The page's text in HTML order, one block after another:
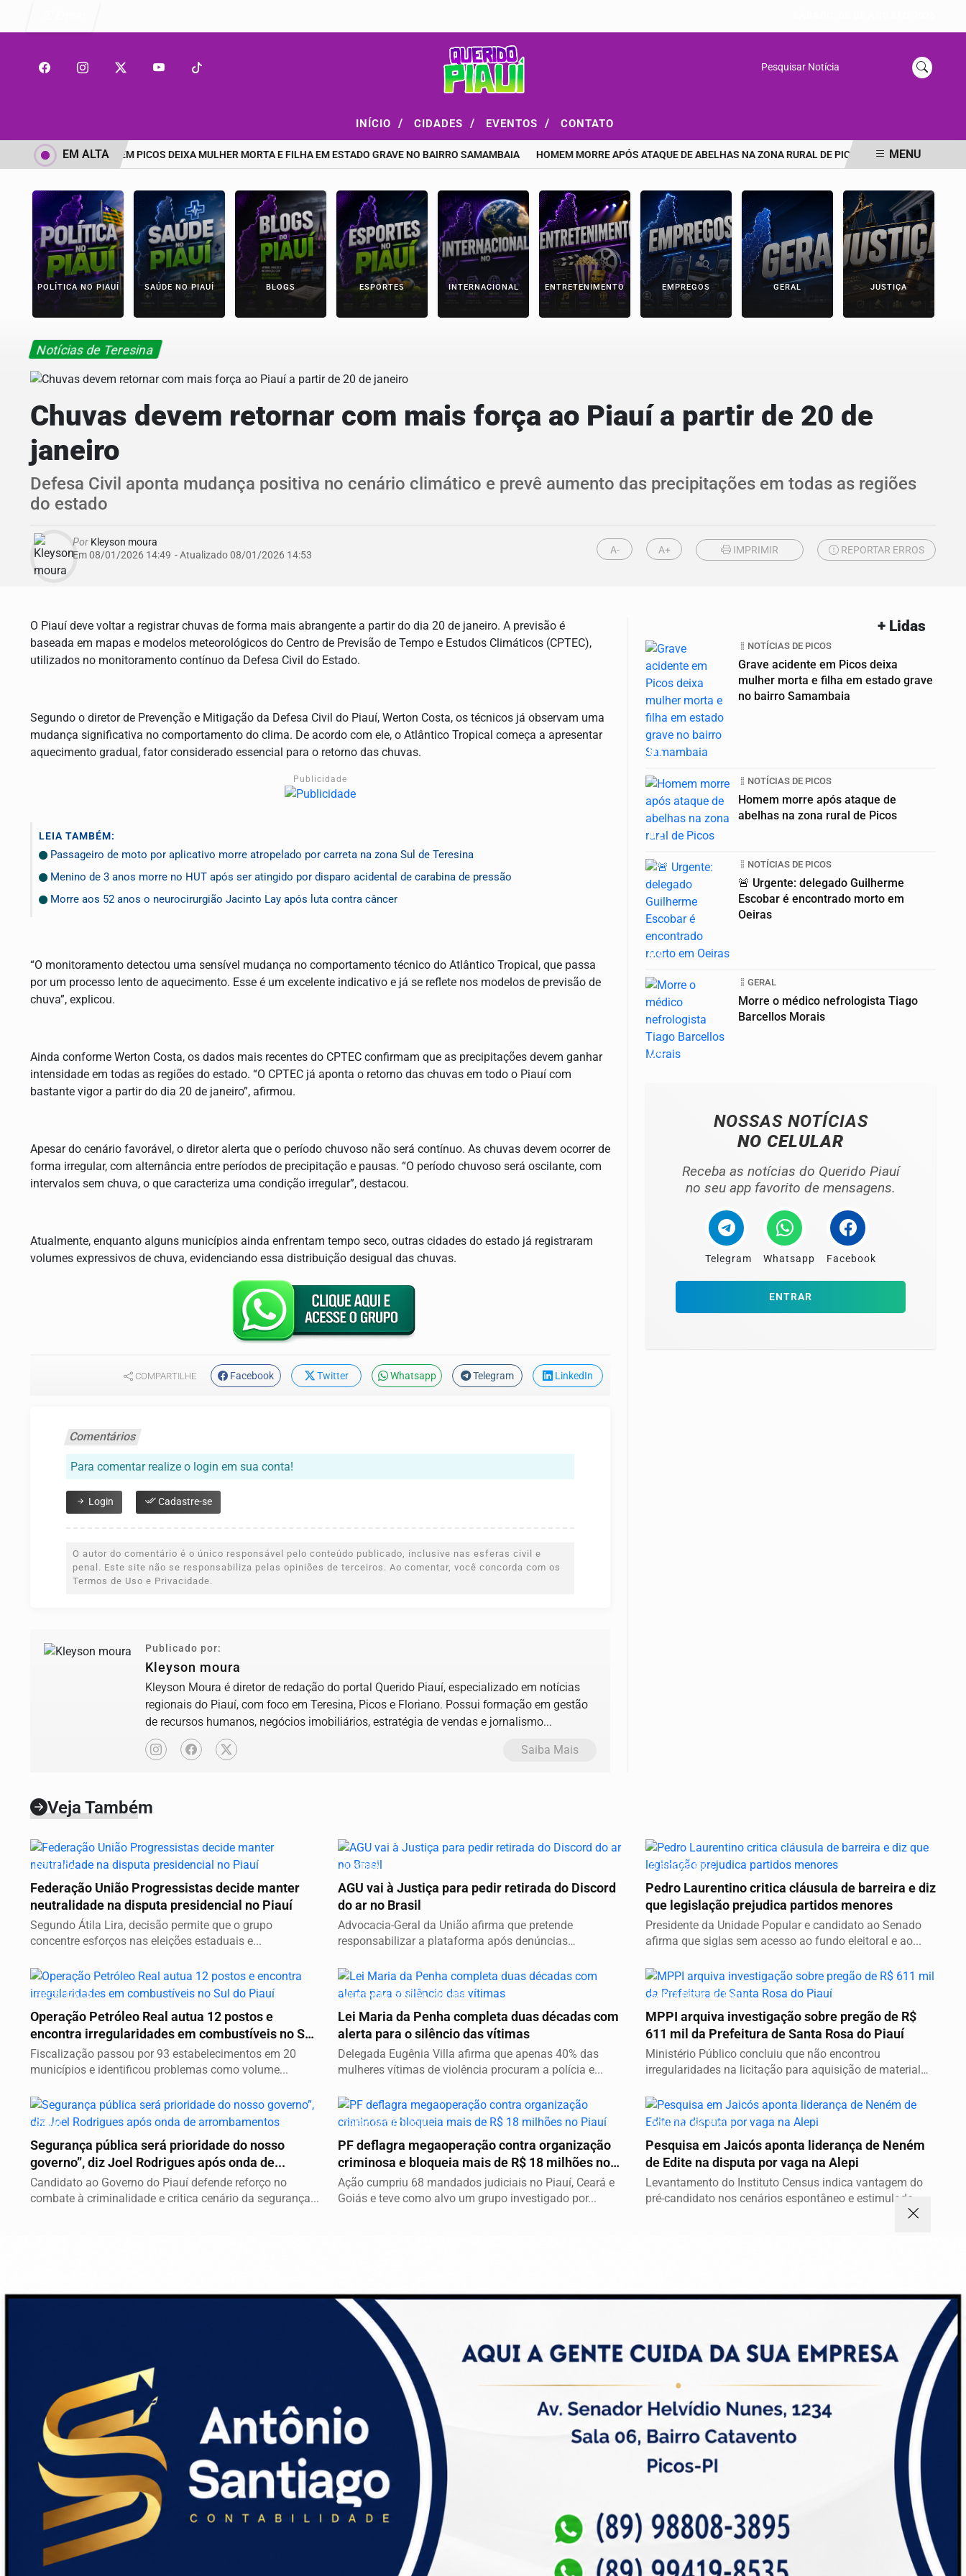
Pesquisar Notícia
INÍCIO / CIDADES / EVENTOS / CONTATO
GRAVE ACIDENTE EM PICOS DEIXA MULHER MORTA E FILHA EM ESTADO GRAVE NO BAIRRO SAMAMBAIA HOMEM MORRE APÓS ATAQUE DE ABELHAS NA ZONA RURAL DE PICOS 🚨 URGENTE:
EM ALTA MENU
POLÍTICA NO PIAUÍ SAÚDE NO PIAUÍ BLOGS ESPORTES INTERNACIONAL ENTRETENIMENTO EMPREGOS GERAL JUSTIÇA
Notícias de Teresina
Chuvas devem retornar com mais força ao Piauí a partir de 20 de
janeiro
Defesa Civil aponta mudança positiva no cenário climático e prevê aumento das precipitações em todas as regiões
do estado
Por Kleyson moura
Em 08/01/2026 14:49 - Atualizado08/01/2026 14:53 A- A+ IMPRIMIR REPORTAR ERROS
O Piauí deve voltar a registrar chuvas de forma mais abrangente a partir do dia 20 de janeiro. A previsão é
baseada em mapas e modelos meteorológicos do Centro de Previsão de Tempo e Estudos Climáticos (CPTEC),
utilizados no monitoramento contínuo da Defesa Civil do Estado.
Segundo o diretor de Prevenção e Mitigação da Defesa Civil do Piauí, Werton Costa, os técnicos já observam uma
mudança significativa no comportamento do clima. De acordo com ele, o Atlântico Tropical começa a apresentar
aquecimento gradual, fator considerado essencial para o retorno das chuvas.
Publicidade
LEIA TAMBÉM:
Passageiro de moto por aplicativo morre atropelado por carreta na zona Sul de Teresina
Menino de 3 anos morre no HUT após ser atingido por disparo acidental de carabina de pressão
Morre aos 52 anos o neurocirurgião Jacinto Lay após luta contra câncer
“O monitoramento detectou uma sensível mudança no comportamento técnico do Atlântico Tropical, que passa
por um processo lento de aquecimento. Esse é um excelente indicativo e já se reflete nos modelos de previsão de
chuva”, explicou.
Ainda conforme Werton Costa, os dados mais recentes do CPTEC confirmam que as precipitações devem ganhar
intensidade em todas as regiões do estado. “O CPTEC já aponta o retorno das chuvas em todo o Piauí com
bastante vigor a partir do dia 20 de janeiro”, afirmou.
Apesar do cenário favorável, o diretor alerta que o período chuvoso não será contínuo. As chuvas devem ocorrer de
forma irregular, com alternância entre períodos de precipitação e pausas. “O período chuvoso será oscilante, com
intervalos sem chuva, o que caracteriza uma condição irregular”, destacou.
Atualmente, enquanto alguns municípios ainda enfrentam tempo seco, outras cidades do estado já registraram
volumes expressivos de chuva, evidenciando essa distribuição desigual das chuvas.
COMPARTILHE Facebook Twitter Whatsapp Telegram LinkedIn
Comentários
Para comentar realize o login em sua conta!
Login Cadastre-se
O autor do comentário é o único responsável pelo conteúdo publicado, inclusive nas esferas civil e
penal. Este site não se responsabiliza pelas opiniões de terceiros. Ao comentar, você concorda com os
Termos de Uso e Privacidade.
Publicado por:
Kleyson moura
Kleyson Moura é diretor de redação do portal Querido Piauí, especializado em notícias
regionais do Piauí, com foco em Teresina, Picos e Floriano. Possui formação em gestão
de recursos humanos, negócios imobiliários, estratégia de vendas e jornalismo...
Saiba Mais
+ Lidas
01
NOTÍCIAS DE PICOS
Grave acidente em Picos deixa
mulher morta e filha em estado grave
no bairro Samambaia
02
NOTÍCIAS DE PICOS
Homem morre após ataque de
abelhas na zona rural de Picos
03
NOTÍCIAS DE PICOS
🚨 Urgente: delegado Guilherme
Escobar é encontrado morto em
Oeiras
04
GERAL
Morre o médico nefrologista Tiago
Barcellos Morais
NOSSAS NOTÍCIAS
NO CELULAR
Receba as notícias do Querido Piauí
no seu app favorito de mensagens.
Telegram Whatsapp Facebook
ENTRAR
Veja Também
POLÍTICA
Federação União Progressistas decide manter
neutralidade na disputa presidencial no Piauí
Segundo Átila Lira, decisão permite que o grupo
concentre esforços nas eleições estaduais e...
JUSTIÇA
AGU vai à Justiça para pedir retirada do Discord
do ar no Brasil
Advocacia-Geral da União afirma que pretende
responsabilizar a plataforma após denúncias
ELEIÇÕES 2026
Pedro Laurentino critica cláusula de barreira e diz
que legislação prejudica partidos menores
Presidente da Unidade Popular e candidato ao Senado
afirma que siglas sem acesso ao fundo eleitoral e ao...
FISCALIZAÇÃO
Operação Petróleo Real autua 12 postos e
encontra irregularidades em combustíveis no Sul
do...
Fiscalização passou por 93 estabelecimentos em 20
municípios e identificou problemas como volume...
VIOLÊNCIA CONTRA MULHER
Lei Maria da Penha completa duas décadas com
alerta para o silêncio das vítimas
Delegada Eugênia Villa afirma que apenas 40% das
mulheres vítimas de violência procuram a polícia e...
SANTA ROSA DO PIAUÍ
MPPI arquiva investigação sobre pregão de R$
611 mil da Prefeitura de Santa Rosa do Piauí
Ministério Público concluiu que não encontrou
irregularidades na licitação para aquisição de material
GERAL
Segurança pública será prioridade do nosso
governo”, diz Joel Rodrigues após onda de...
Candidato ao Governo do Piauí defende reforço no
combate à criminalidade e critica cenário da segurança...
OPERAÇÃO POLÍCIAL
PF deflagra megaoperação contra organização
criminosa e bloqueia mais de R$ 18 milhões no
Piauí
Ação cumpriu 68 mandados judiciais no Piauí, Ceará e
Goiás e teve como alvo um grupo investigado por...
POLÍTICA NO PIAUÍ
Pesquisa em Jaicós aponta liderança de Neném
de Edite na disputa por vaga na Alepi
Levantamento do Instituto Census indica vantagem do
pré-candidato nos cenários espontâneo e estimulado...
Você pode ler matérias exclusivas, anunciar classificados e muito mais!
CRIAR MINHA CONTA
Início Saúde no Piauí
Esportes
Entretenimento
Empregos
Geral
Notícias de Picos
Notícias de Teresina
Pesquisar Notícia